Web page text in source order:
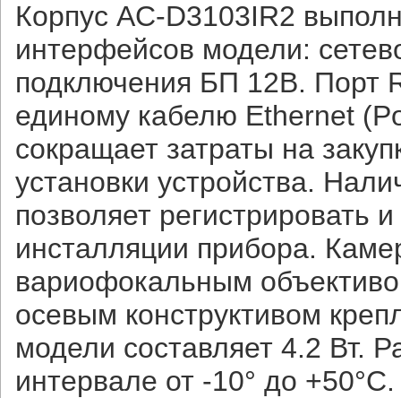
Корпус AC-D3103IR2
интерфейсов модели:
подключения БП 12В. Порт
единому кабелю Ethernet
сокращает затраты на
установки устройства.
позволяет регистрировать
инсталляции прибора.
вариофокальным
осевым конструктивом
модели составляет 4.2 Вт.
интервале от -10° до +50°C.